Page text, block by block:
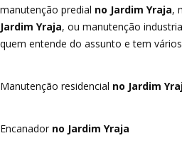
manutenção predial no Jardim Yraja,
Jardim Yraja, ou manutenção
quem entende do assunto e tem
Manutenção residencial no Jardim
Encanador no Jardim Yraja